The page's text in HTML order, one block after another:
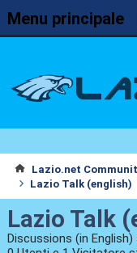
Menu principale
Lazio.net
Lazio Talk (english)
Lazio Talk
Discussions (in